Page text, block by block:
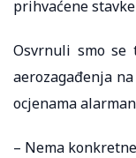
prihvaćene
Osvrnuli smo se
aerozagađenja
ocjenama
– Nema